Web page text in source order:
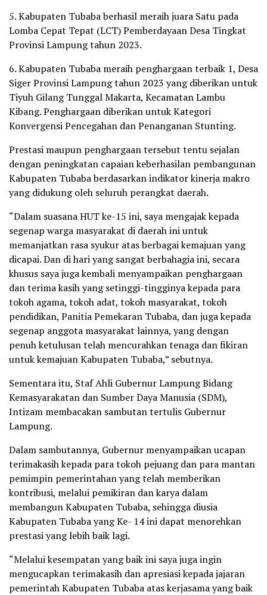
5. Kabupaten Tubaba berhasil meraih juara Satu pada
Lomba Cepat Tepat (LCT) Pemberdayaan Desa Tingkat
Provinsi Lampung tahun 2023.
6. Kabupaten Tubaba meraih penghargaan terbaik 1, Desa
Siger Provinsi Lampung tahun 2023 yang diberikan untuk
Tiyuh Gilang Tunggal Makarta, Kecamatan Lambu
Kibang. Penghargaan diberikan untuk Kategori
Konvergensi Pencegahan dan Penanganan Stunting.
Prestasi maupun penghargaan tersebut tentu sejalan
dengan peningkatan capaian keberhasilan pembangunan
Kabupaten Tubaba berdasarkan indikator kinerja makro
yang didukung oleh seluruh perangkat daerah.
“Dalam suasana HUT ke-15 ini, saya mengajak kepada
segenap warga masyarakat di daerah ini untuk
memanjatkan rasa syukur atas berbagai kemajuan yang
dicapai. Dan di hari yang sangat berbahagia ini, secara
khusus saya juga kembali menyampaikan penghargaan
dan terima kasih yang setinggi-tingginya kepada para
tokoh agama, tokoh adat, tokoh masyarakat, tokoh
pendidikan, Panitia Pemekaran Tubaba, dan juga kepada
segenap anggota masyarakat lainnya, yang dengan
penuh ketulusan telah mencurahkan tenaga dan fikiran
untuk kemajuan Kabupaten Tubaba,” sebutnya.
Sementara itu, Staf Ahli Gubernur Lampung Bidang
Kemasyarakatan dan Sumber Daya Manusia (SDM),
Intizam membacakan sambutan tertulis Gubernur
Lampung.
Dalam sambutannya, Gubernur menyampaikan ucapan
terimakasih kepada para tokoh pejuang dan para mantan
pemimpin pemerintahan yang telah memberikan
kontribusi, melalui pemikiran dan karya dalam
membangun Kabupaten Tubaba, sehingga diusia
Kabupaten Tubaba yang Ke- 14 ini dapat menorehkan
prestasi yang lebih baik lagi.
“Melalui kesempatan yang baik ini saya juga ingin
mengucapkan terimakasih dan apresiasi kepada jajaran
pemerintah Kabupaten Tubaba atas kerjasama yang baik